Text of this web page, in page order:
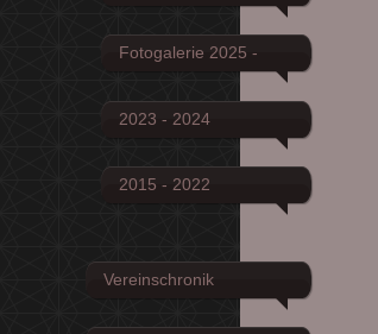
Fotogalerie 2025 -
2023 - 2024
2015 - 2022
Vereinschronik